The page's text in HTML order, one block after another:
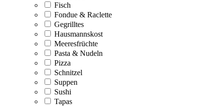
Fisch
Fondue & Raclette
Gegrilltes
Hausmannskost
Meeresfrüchte
Pasta & Nudeln
Pizza
Schnitzel
Suppen
Sushi
Tapas